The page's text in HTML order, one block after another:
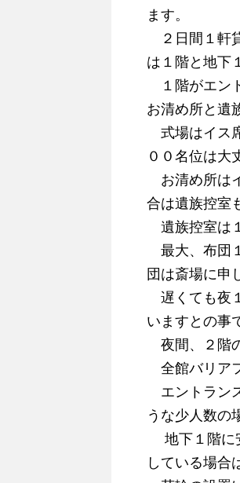
ます。
２日間１軒
は１階と地下
１階がエン
お清め所と遺
式場はイス
００名位は大
お清め所は
合は遺族控室
遺族控室は
最大、布団
団は斎場に申
遅くても夜
いますとの事
夜間、２階
全館バリア
エントラン
うな少人数の
地下１階に
している場合